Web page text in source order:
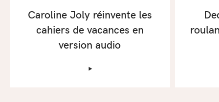
Caroline Joly réinvente les
cahiers de vacances en
version audio
‣